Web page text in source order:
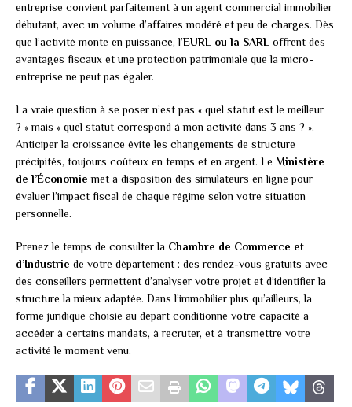
entreprise convient parfaitement à un agent commercial immobilier
débutant, avec un volume d’affaires modéré et peu de charges. Dès
que l’activité monte en puissance, l’EURL ou la SARL offrent des
avantages fiscaux et une protection patrimoniale que la micro-
entreprise ne peut pas égaler.
La vraie question à se poser n’est pas « quel statut est le meilleur
? » mais « quel statut correspond à mon activité dans 3 ans ? ».
Anticiper la croissance évite les changements de structure
précipités, toujours coûteux en temps et en argent. Le Ministère
de l’Économie met à disposition des simulateurs en ligne pour
évaluer l’impact fiscal de chaque régime selon votre situation
personnelle.
Prenez le temps de consulter la Chambre de Commerce et
d’Industrie de votre département : des rendez-vous gratuits avec
des conseillers permettent d’analyser votre projet et d’identifier la
structure la mieux adaptée. Dans l’immobilier plus qu’ailleurs, la
forme juridique choisie au départ conditionne votre capacité à
accéder à certains mandats, à recruter, et à transmettre votre
activité le moment venu.